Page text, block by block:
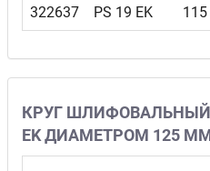
322637 PS 19 EK
КРУГ ШЛИФОВАЛЬНЫЙ
EK ДИАМЕТРОМ 125